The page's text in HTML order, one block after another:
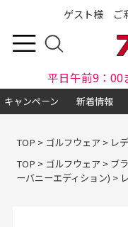
ゲスト様 ご
平日午前9：00
キャンペーン 新着情報
TOP > ゴルフウェア > レ
TOP > ゴルフウェア > ブ
ーバニーエディション) >